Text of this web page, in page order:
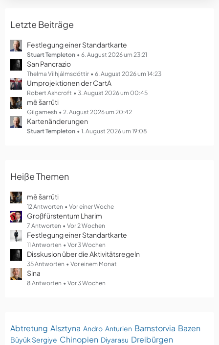
t
r
g
e
e
i
t
r
ä
g
e
Letzte Beiträge
Festlegung einer Standartkarte
Stuart Templeton 6. August 2026 um 23:21
San Pancrazio
Thelma Vilhjálmsdóttir 6. August 2026 um 14:23
Umprojektionen der CartA
Robert Ashcroft 3. August 2026 um 00:45
mē šarrūti
Gilgamesh 2. August 2026 um 20:42
Kartenänderungen
Stuart Templeton 1. August 2026 um 19:08
Heiße Themen
mē šarrūti
12 Antworten Vor einer Woche
Großfürstentum Lharim
7 Antworten Vor 2 Wochen
Festlegung einer Standartkarte
11 Antworten Vor 3 Wochen
Disskusion über die Aktivitätsregeln
35 Antworten Vor einem Monat
Sina
8 Antworten Vor 3 Wochen
Abtretung Alsztyna Andro Anturien Barnstorvia Bazen
Büyük Sergiye Chinopien Diyarasu Dreibürgen